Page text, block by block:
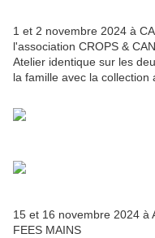
1 et 2 novembre 2024 à
l'association CROPS &
Atelier identique sur les
la famille avec la
15 et 16 novembre 2024 à
FEES MAINS